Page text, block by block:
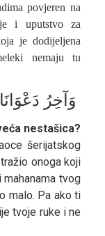
povjeren na
i uputstvo za
je dodijeljena
nemaju tu
وَآخِرُ
nestašica?
šerijatskog
onoga koji
tvog
malo. Pa ako ti
tvoje ruke i ne